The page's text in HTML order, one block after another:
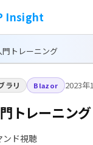
Insight
トレーニング
ラリ Blazor 2023年
トレーニング
ド視聴